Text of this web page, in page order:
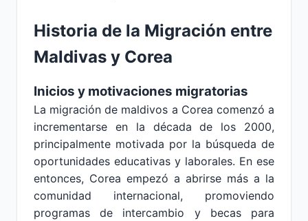
Historia de la Migración entre
Maldivas y Corea
Inicios y motivaciones migratorias
La migración de maldivos a Corea comenzó a
incrementarse en la década de los 2000,
principalmente motivada por la búsqueda de
oportunidades educativas y laborales. En ese
entonces, Corea empezó a abrirse más a la
comunidad internacional, promoviendo
programas de intercambio y becas para